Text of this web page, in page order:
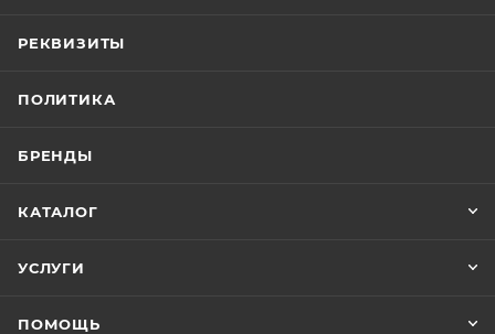
РЕКВИЗИТЫ
ПОЛИТИКА
БРЕНДЫ
КАТАЛОГ
УСЛУГИ
ПОМОЩЬ